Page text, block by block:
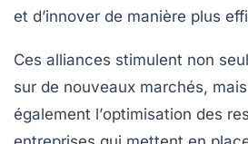
et d’innover de manière plus
Ces alliances stimulent non
sur de nouveaux marchés,
également l’optimisation des